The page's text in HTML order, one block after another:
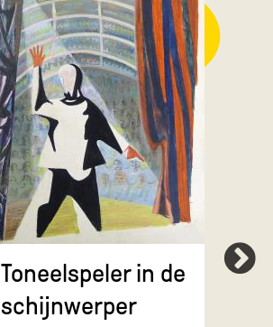
Toneelspeler in de
schijnwerper